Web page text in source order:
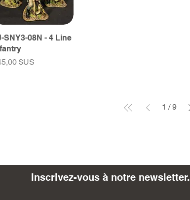
SNY3-08N - 4 Line
$US
1 / 9
Inscrivez-vous à notre newsletter.